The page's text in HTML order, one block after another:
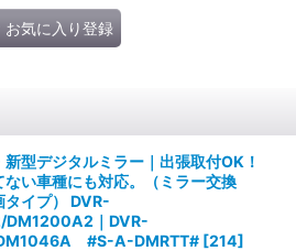
お気に入り登録
新型デジタルミラー｜出張取付OK！
ない車種にも対応。（ミラー交換
タイプ） DVR-
｜DVR-
#S-A-DMRTT# [214]